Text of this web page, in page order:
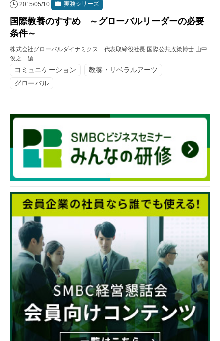
2015/05/10 実務シリーズ
国際教養のすすめ ～グローバルリーダーの必要
条件～
株式会社グローバルダイナミクス 代表取締役社長 国際公共政策博士 山中
俊之 編
コミュニケーション
教養・リベラルアーツ
グローバル